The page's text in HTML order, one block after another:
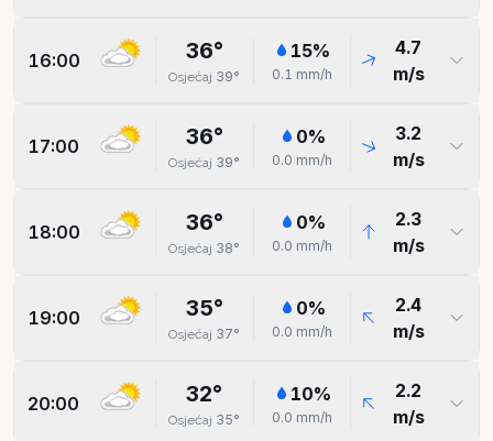
16:00 36°
Osjećaj 39°
15%
0.1 mm/h
4.7
m/s
17:00 36°
Osjećaj 39°
0%
0.0 mm/h
3.2
m/s
18:00 36°
Osjećaj 38°
0%
0.0 mm/h
2.3
m/s
19:00 35°
Osjećaj 37°
0%
0.0 mm/h
2.4
m/s
20:00 32°
Osjećaj 35°
10%
0.0 mm/h
2.2
m/s